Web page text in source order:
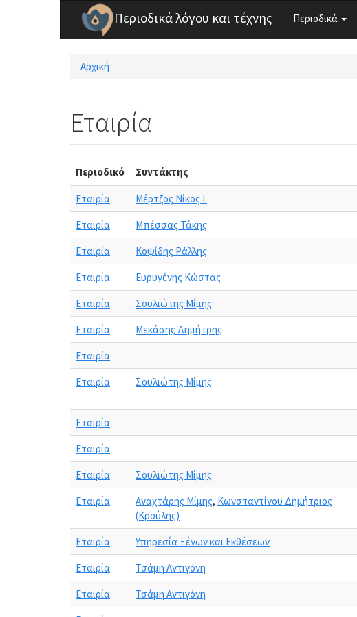
Παράκαμψη προς το κυρίως περιεχόμενο
Περιοδικά λόγου και τέχνης Περιοδικά
Είστε εδώ
Αρχική
Εταιρία
Περιοδικό Συντάκτης
Εταιρία Μέρτζος Νίκος Ι.
Εταιρία
Μπέσσας Τάκης
Εταιρία
Κοψίδης Ράλλης
Εταιρία
Ευρυγένης Κώστας
Εταιρία
Σουλιώτης Μίμης
Εταιρία
Μεκάσης Δημήτρης
Εταιρία
Εταιρία
Σουλιώτης Μίμης
Εταιρία
Εταιρία
Εταιρία
Σουλιώτης Μίμης
Εταιρία
Αναχτάρης Μίμης, Κωνσταντίνου Δημήτριος
(Κρούλης)
Εταιρία Υπηρεσία Ξένων και Εκθέσεων
Εταιρία
Τσάμη Αντιγόνη
Εταιρία
Τσάμη Αντιγόνη